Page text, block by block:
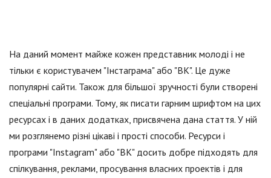
На даний момент майже кожен представник молоді і не
тільки є користувачем "Інстаграма" або "ВК". Це дуже
популярні сайти. Також для більшої зручності були створені
спеціальні програми. Тому, як писати гарним шрифтом на цих
ресурсах і в даних додатках, присвячена дана стаття. У ній
ми розглянемо різні цікаві і прості способи. Ресурси і
програми "Instagram" або "ВК" досить добре підходять для
спілкування, реклами, просування власних проектів і для